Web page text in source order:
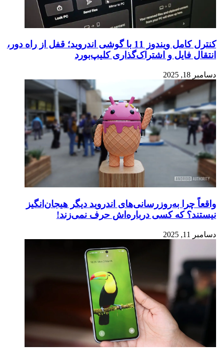
کنترل کامل ویندوز 11 با گوشی اندروید؛ قفل از راه دور،
انتقال فایل و اشتراک‌گذاری کلیپ‌بورد
دسامبر 18, 2025
واقعاً چرا به‌روزرسانی‌های اندروید دیگر هیجان‌انگیز
نیستند؟ که کسی درباره‌اش حرف نمی‌زند!
دسامبر 11, 2025